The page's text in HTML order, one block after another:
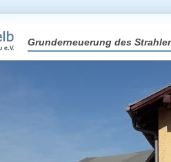
Grunderneuerung des